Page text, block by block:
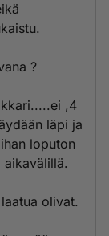
?
,4
läpi ja
loputon
olivat.